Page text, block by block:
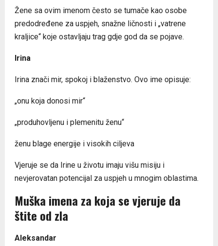
Žene sa ovim imenom često se tumače kao osobe
predodređene za uspjeh, snažne ličnosti i „vatrene
kraljice“ koje ostavljaju trag gdje god da se pojave.
Irina
Irina znači mir, spokoj i blaženstvo. Ovo ime opisuje:
„onu koja donosi mir“
„produhovljenu i plemenitu ženu“
ženu blage energije i visokih ciljeva
Vjeruje se da Irine u životu imaju višu misiju i
nevjerovatan potencijal za uspjeh u mnogim oblastima.
Muška imena za koja se vjeruje da
štite od zla
Aleksandar